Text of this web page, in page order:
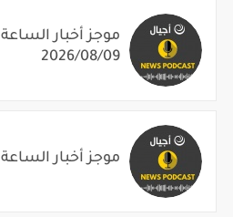
2026/08/09
موجز أخبار الساعة 9 صباحاً 2026/08/09